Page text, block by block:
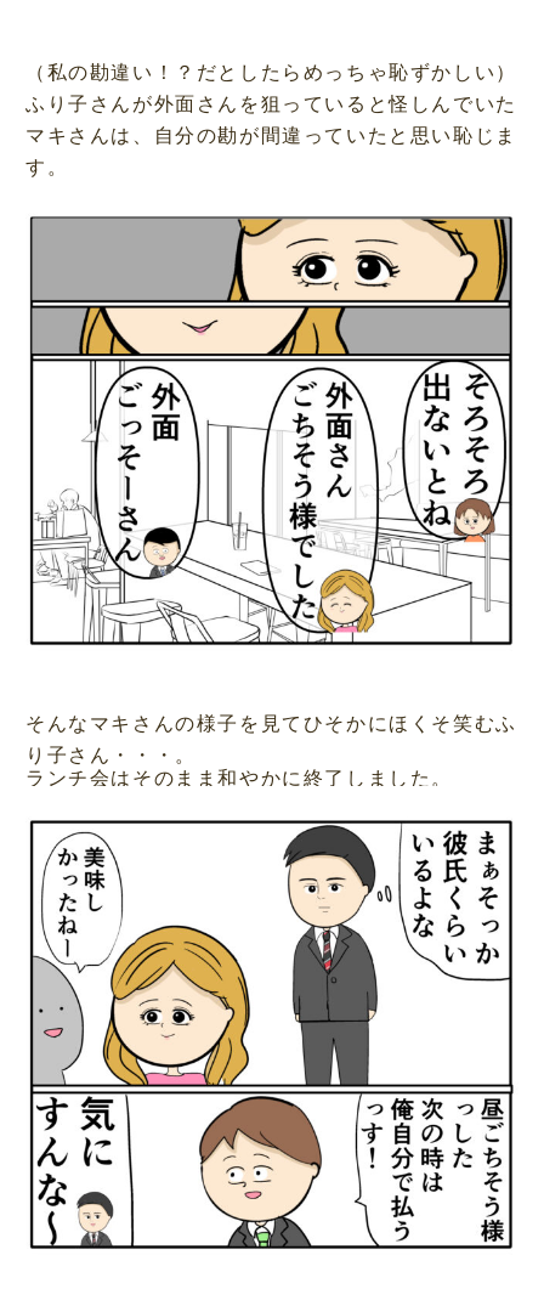
（私の勘違い！？だとしたらめっちゃ恥ずかしい）
ふり子さんが外面さんを狙っていると怪しんでいた
マキさんは、自分の勘が間違っていたと思い恥じま
す。
そんなマキさんの様子を見てひそかにほくそ笑むふ
り子さん・・・。
ランチ会はそのまま和やかに終了しました。